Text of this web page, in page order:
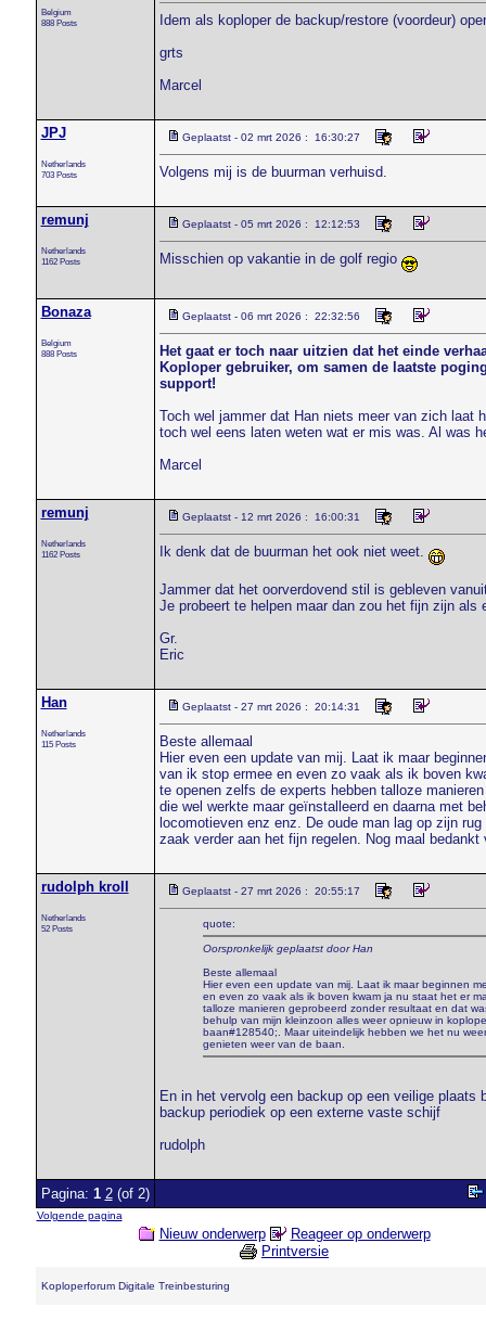
Belgium
888 Posts
Idem als koploper de backup/restore (voordeur)
grts
Marcel
JPJ
Netherlands
703 Posts
Geplaatst - 02 mrt 2026 : 16:30:27
Volgens mij is de buurman verhuisd.
remunj
Netherlands
1162 Posts
Geplaatst - 05 mrt 2026 : 12:12:53
Misschien op vakantie in de golf regio
Bonaza
Belgium
888 Posts
Geplaatst - 06 mrt 2026 : 22:32:56
Het gaat er toch naar uitzien dat het einde
Koploper gebruiker, om samen de laatste
support!
Toch wel jammer dat Han niets meer van zich laat
toch wel eens laten weten wat er mis was. Al was
Marcel
remunj
Netherlands
1162 Posts
Geplaatst - 12 mrt 2026 : 16:00:31
Ik denk dat de buurman het ook niet weet.
Jammer dat het oorverdovend stil is gebleven
Je probeert te helpen maar dan zou het fijn zijn
Gr.
Eric
Han
Netherlands
115 Posts
Geplaatst - 27 mrt 2026 : 20:14:31
Beste allemaal
Hier even een update van mij. Laat ik maar
van ik stop ermee en even zo vaak als ik boven
te openen zelfs de experts hebben talloze
die wel werkte maar geïnstalleerd en daarna met
locomotieven enz enz. De oude man lag op zijn
zaak verder aan het fijn regelen. Nog maal
rudolph kroll
Netherlands
52 Posts
Geplaatst - 27 mrt 2026 : 20:55:17
quote:
Oorspronkelijk geplaatst door Han
Beste allemaal
Hier even een update van mij. Laat ik maar beginnen
en even zo vaak als ik boven kwam ja nu staat het er
talloze manieren geprobeerd zonder resultaat en dat
behulp van mijn kleinzoon alles weer opnieuw in
baan#128540;. Maar uiteindelijk hebben we het nu
genieten weer van de baan.
En in het vervolg een backup op een veilige
backup periodiek op een externe vaste schijf
rudolph
Pagina: 1 2(of 2)
Volgende pagina
Nieuw onderwerp
Reageer op onderwerp
Printversie
Koploperforum Digitale Treinbesturing